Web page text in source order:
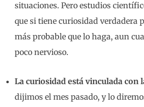
situaciones. Pero estudios
que si tiene curiosidad verdadera
más probable que lo haga, aun
poco nervioso.
La curiosidad está vinculada con
dijimos el mes pasado, y lo